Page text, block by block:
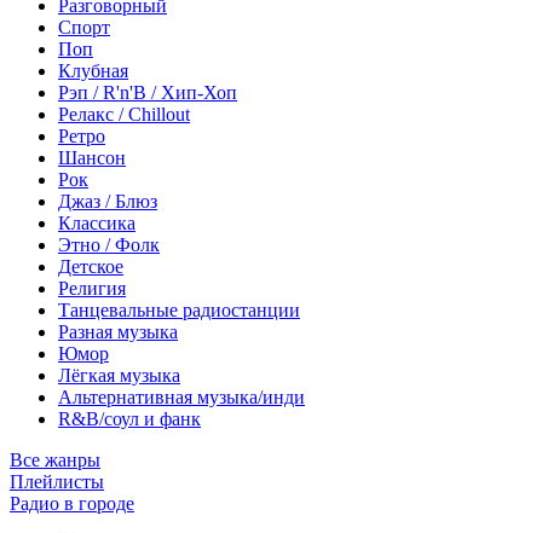
Разговорный
Спорт
Поп
Клубная
Рэп / R'n'B / Хип-Хоп
Релакс / Chillout
Ретро
Шансон
Рок
Джаз / Блюз
Классика
Этно / Фолк
Детское
Религия
Танцевальные радиостанции
Разная музыка
Юмор
Лёгкая музыка
Альтернативная музыка/инди
R&B/cоул и фанк
Все жанры
Плейлисты
Радио в городе